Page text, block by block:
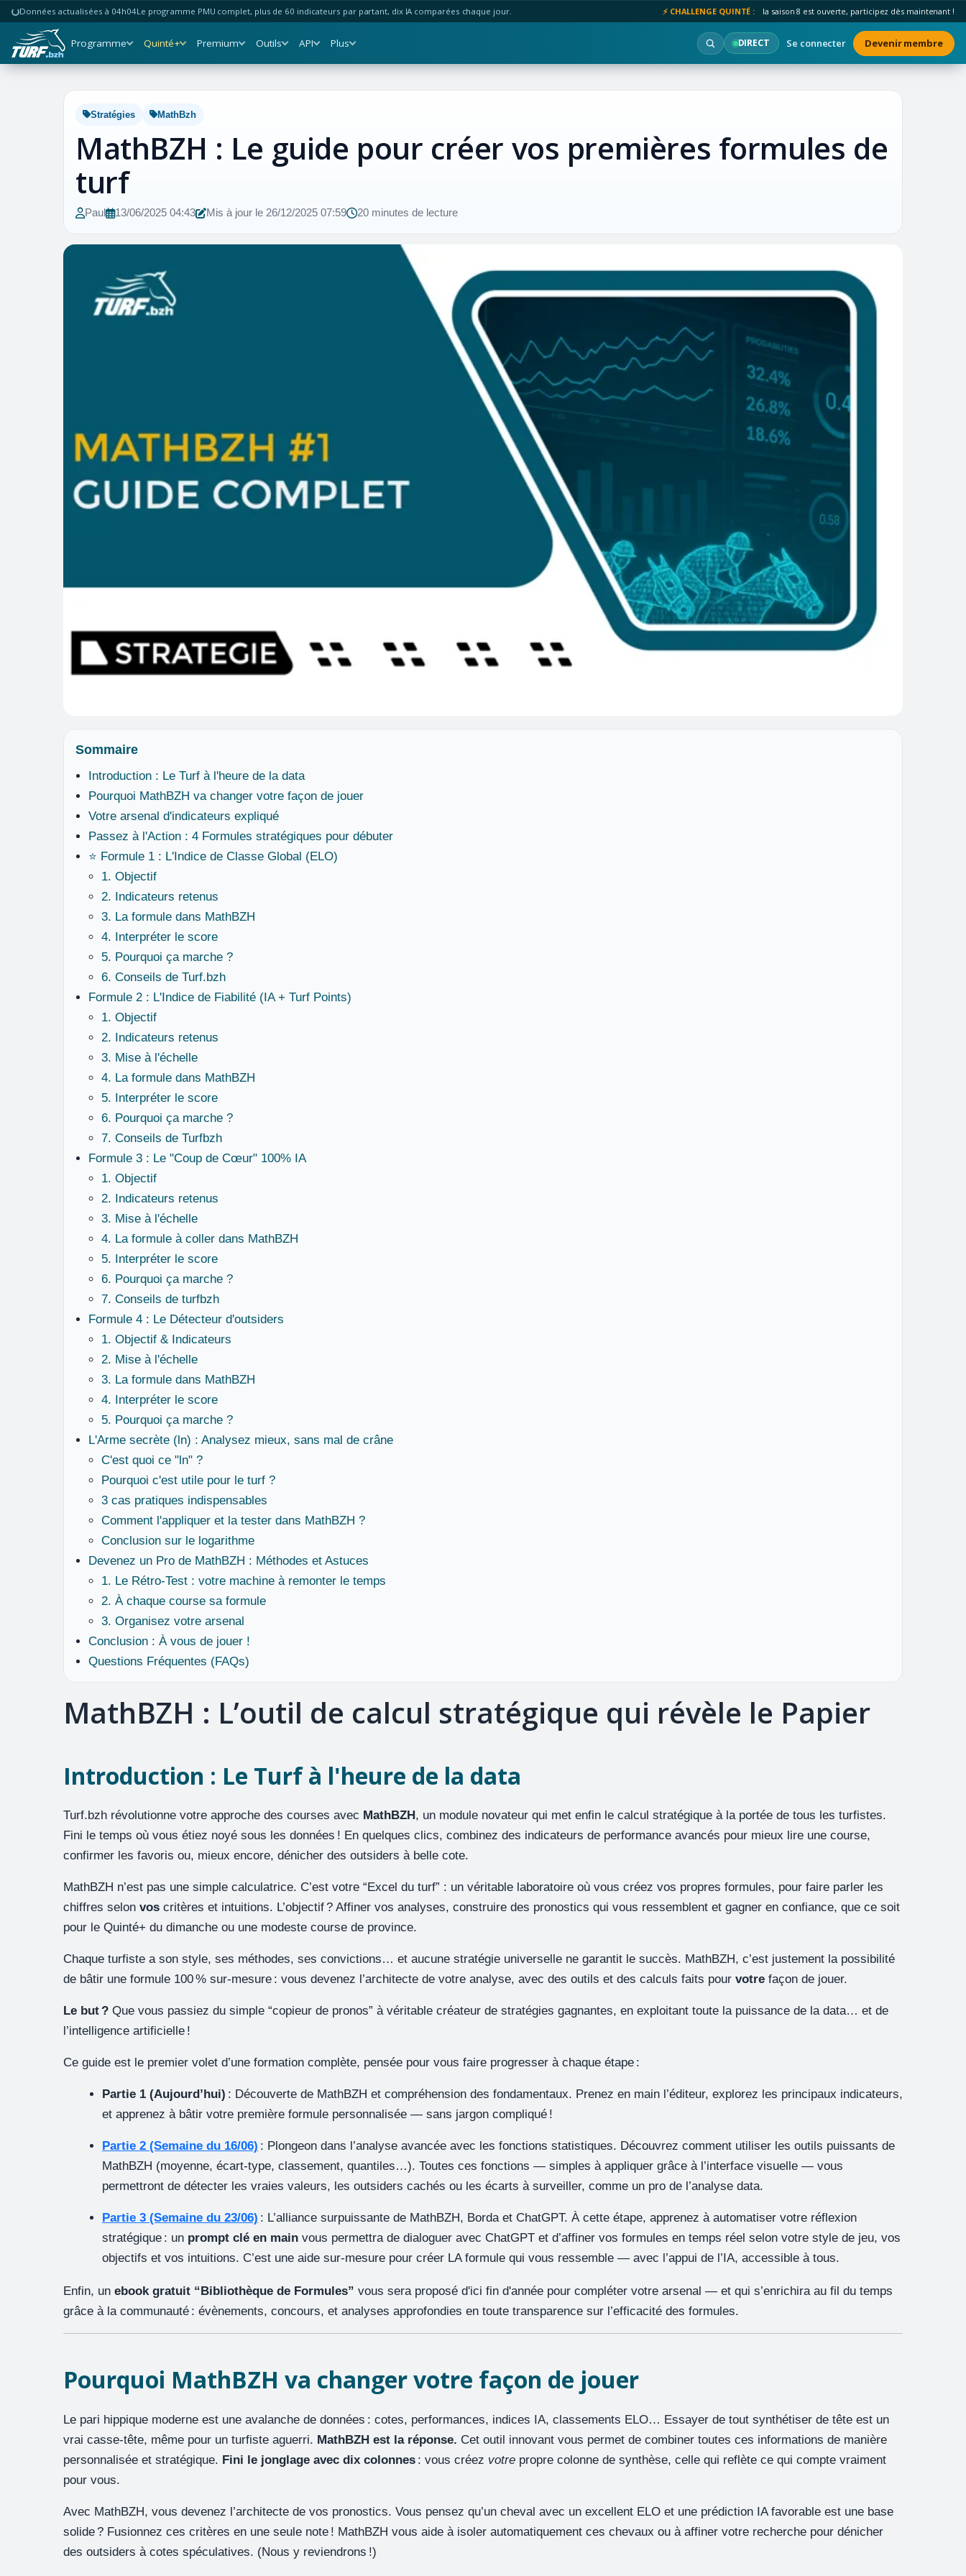
Données actualisées à 04h04Le programme PMU complet, plus de 60 indicateurs par partant, dix IA comparées chaque jour. ⚡ CHALLENGE QUINTÉ : la saison 8 est ouverte, participez dès maintenant !
Programme Quinté+ Premium Outils API Plus DIRECT Se connecter Devenir membre
Stratégies MathBzh
MathBZH : Le guide pour créer vos premières formules de
turf
Paul 13/06/2025 04:43 Mis à jour le 26/12/2025 07:59 20 minutes de lecture
Sommaire
Introduction : Le Turf à l'heure de la data
Pourquoi MathBZH va changer votre façon de jouer
Votre arsenal d'indicateurs expliqué
Passez à l'Action : 4 Formules stratégiques pour débuter
⭐ Formule 1 : L'Indice de Classe Global (ELO)
1. Objectif
2. Indicateurs retenus
3. La formule dans MathBZH
4. Interpréter le score
5. Pourquoi ça marche ?
6. Conseils de Turf.bzh
Formule 2 : L'Indice de Fiabilité (IA + Turf Points)
1. Objectif
2. Indicateurs retenus
3. Mise à l'échelle
4. La formule dans MathBZH
5. Interpréter le score
6. Pourquoi ça marche ?
7. Conseils de Turfbzh
Formule 3 : Le "Coup de Cœur" 100% IA
1. Objectif
2. Indicateurs retenus
3. Mise à l'échelle
4. La formule à coller dans MathBZH
5. Interpréter le score
6. Pourquoi ça marche ?
7. Conseils de turfbzh
Formule 4 : Le Détecteur d'outsiders
1. Objectif & Indicateurs
2. Mise à l'échelle
3. La formule dans MathBZH
4. Interpréter le score
5. Pourquoi ça marche ?
L'Arme secrète (ln) : Analysez mieux, sans mal de crâne
C'est quoi ce "ln" ?
Pourquoi c'est utile pour le turf ?
3 cas pratiques indispensables
Comment l'appliquer et la tester dans MathBZH ?
Conclusion sur le logarithme
Devenez un Pro de MathBZH : Méthodes et Astuces
1. Le Rétro-Test : votre machine à remonter le temps
2. À chaque course sa formule
3. Organisez votre arsenal
Conclusion : À vous de jouer !
Questions Fréquentes (FAQs)
MathBZH : L’outil de calcul stratégique qui révèle le Papier
Introduction : Le Turf à l'heure de la data
Turf.bzh révolutionne votre approche des courses avec MathBZH, un module novateur qui met enfin le calcul stratégique à la portée de tous les turfistes.
Fini le temps où vous étiez noyé sous les données ! En quelques clics, combinez des indicateurs de performance avancés pour mieux lire une course,
confirmer les favoris ou, mieux encore, dénicher des outsiders à belle cote.
MathBZH n’est pas une simple calculatrice. C’est votre “Excel du turf” : un véritable laboratoire où vous créez vos propres formules, pour faire parler les
chiffres selon vos critères et intuitions. L’objectif ? Affiner vos analyses, construire des pronostics qui vous ressemblent et gagner en confiance, que ce soit
pour le Quinté+ du dimanche ou une modeste course de province.
Chaque turfiste a son style, ses méthodes, ses convictions… et aucune stratégie universelle ne garantit le succès. MathBZH, c’est justement la possibilité
de bâtir une formule 100 % sur-mesure : vous devenez l’architecte de votre analyse, avec des outils et des calculs faits pour votre façon de jouer.
Le but ? Que vous passiez du simple “copieur de pronos” à véritable créateur de stratégies gagnantes, en exploitant toute la puissance de la data… et de
l’intelligence artificielle !
Ce guide est le premier volet d’une formation complète, pensée pour vous faire progresser à chaque étape :
Partie 1 (Aujourd’hui) : Découverte de MathBZH et compréhension des fondamentaux. Prenez en main l’éditeur, explorez les principaux indicateurs,
et apprenez à bâtir votre première formule personnalisée — sans jargon compliqué !
Partie 2 (Semaine du 16/06) : Plongeon dans l’analyse avancée avec les fonctions statistiques. Découvrez comment utiliser les outils puissants de
MathBZH (moyenne, écart-type, classement, quantiles…). Toutes ces fonctions — simples à appliquer grâce à l’interface visuelle — vous
permettront de détecter les vraies valeurs, les outsiders cachés ou les écarts à surveiller, comme un pro de l’analyse data.
Partie 3 (Semaine du 23/06) : L’alliance surpuissante de MathBZH, Borda et ChatGPT. À cette étape, apprenez à automatiser votre réflexion
stratégique : un prompt clé en main vous permettra de dialoguer avec ChatGPT et d’affiner vos formules en temps réel selon votre style de jeu, vos
objectifs et vos intuitions. C’est une aide sur-mesure pour créer LA formule qui vous ressemble — avec l’appui de l’IA, accessible à tous.
Enfin, un ebook gratuit “Bibliothèque de Formules” vous sera proposé d'ici fin d'année pour compléter votre arsenal — et qui s’enrichira au fil du temps
grâce à la communauté : évènements, concours, et analyses approfondies en toute transparence sur l’efficacité des formules.
Pourquoi MathBZH va changer votre façon de jouer
Le pari hippique moderne est une avalanche de données : cotes, performances, indices IA, classements ELO… Essayer de tout synthétiser de tête est un
vrai casse-tête, même pour un turfiste aguerri. MathBZH est la réponse. Cet outil innovant vous permet de combiner toutes ces informations de manière
personnalisée et stratégique. Fini le jonglage avec dix colonnes : vous créez votre propre colonne de synthèse, celle qui reflète ce qui compte vraiment
pour vous.
Avec MathBZH, vous devenez l’architecte de vos pronostics. Vous pensez qu’un cheval avec un excellent ELO et une prédiction IA favorable est une base
solide ? Fusionnez ces critères en une seule note ! MathBZH vous aide à isoler automatiquement ces chevaux ou à affiner votre recherche pour dénicher
des outsiders à cotes spéculatives. (Nous y reviendrons !)